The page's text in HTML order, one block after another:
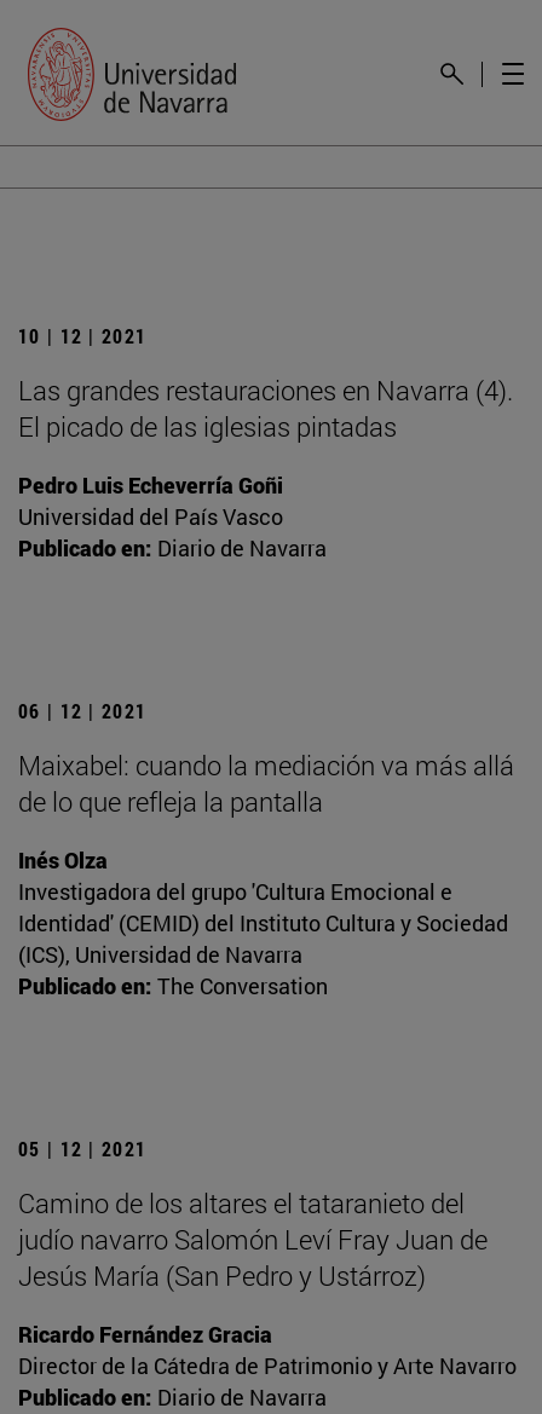
10 | 12 | 2021
Las grandes restauraciones en Navarra (4).
El picado de las iglesias pintadas
Pedro Luis Echeverría Goñi
Universidad del País Vasco
Publicado en: Diario de Navarra
06 | 12 | 2021
Maixabel: cuando la mediación va más allá
de lo que refleja la pantalla
Inés Olza
Investigadora del grupo 'Cultura Emocional e
Identidad' (CEMID) del Instituto Cultura y Sociedad
(ICS), Universidad de Navarra
Publicado en: The Conversation
05 | 12 | 2021
Camino de los altares el tataranieto del
judío navarro Salomón Leví Fray Juan de
Jesús María (San Pedro y Ustárroz)
Ricardo Fernández Gracia
Director de la Cátedra de Patrimonio y Arte Navarro
Publicado en: Diario de Navarra